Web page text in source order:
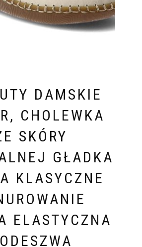
DAMSKIE
CHOLEWKA
SKÓRY
GŁADKA
KLASYCZNE
ELASTYCZNA